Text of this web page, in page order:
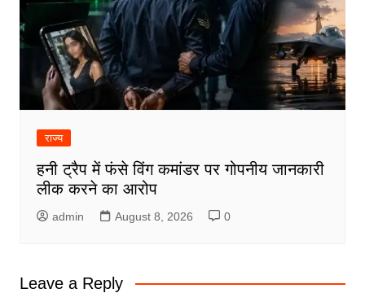
राज्य
हनी ट्रैप में फंसे विंग कमांडर पर गोपनीय जानकारी
लीक करने का आरोप
admin August 8, 2026 0
Leave a Reply